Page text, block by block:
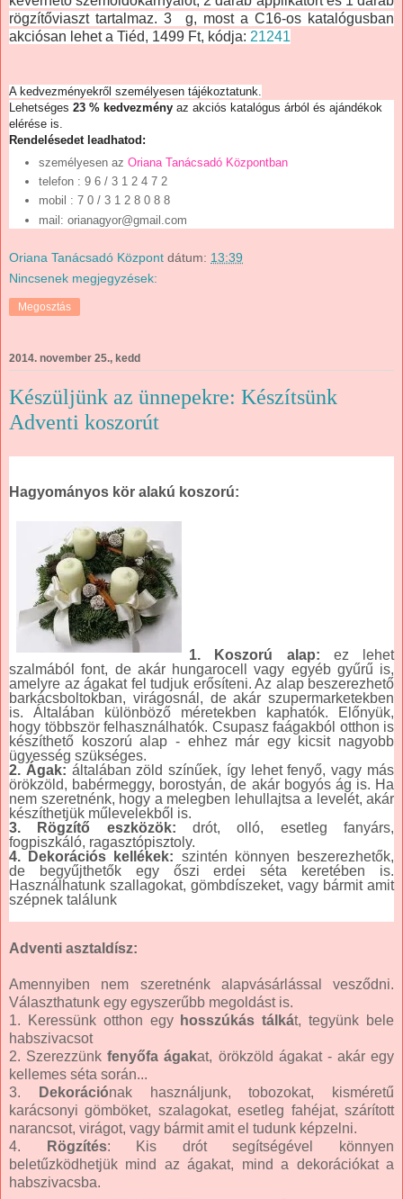
rögzítőviaszt tartalmaz. 3 g, most a C16-os katalógusban
akciósan lehet a Tiéd, 1499 Ft, kódja: 21241
A kedvezményekről személyesen tájékoztatunk.
Lehetséges 23 % kedvezmény az akciós katalógus árból és ajándékok
elérése is.
Rendelésedet leadhatod:
személyesen az Oriana Tanácsadó Központban
telefon : 9 6 / 3 1 2 4 7 2
mobil : 7 0 / 3 1 2 8 0 8 8
mail: orianagyor@gmail.com
Oriana Tanácsadó Központ dátum: 13:39
Nincsenek megjegyzések:
Megosztás
2014. november 25., kedd
Készüljünk az ünnepekre: Készítsünk
Adventi koszorút
Hagyományos kör alakú koszorú:
1. Koszorú alap: ez lehet
szalmából font, de akár hungarocell vagy egyéb gyűrű is,
amelyre az ágakat fel tudjuk erősíteni. Az alap beszerezhető
barkácsboltokban, virágosnál, de akár szupermarketekben
is. Általában különböző méretekben kaphatók. Előnyük,
hogy többször felhasználhatók. Csupasz faágakból otthon is
készíthető koszorú alap - ehhez már egy kicsit nagyobb
ügyesség szükséges.
2. Ágak: általában zöld színűek, így lehet fenyő, vagy más
örökzöld, babérmeggy, borostyán, de akár bogyós ág is. Ha
nem szeretnénk, hogy a melegben lehullajtsa a levelét, akár
készíthetjük műlevelekből is.
3. Rögzítő eszközök: drót, olló, esetleg fanyárs,
fogpiszkáló, ragasztópisztoly.
4. Dekorációs kellékek: szintén könnyen beszerezhetők,
de begyűjthetők egy őszi erdei séta keretében is.
Használhatunk szallagokat, gömbdíszeket, vagy bármit amit
szépnek találunk
Adventi asztaldísz:
Amennyiben nem szeretnénk alapvásárlással vesződni.
Választhatunk egy egyszerűbb megoldást is.
1. Keressünk otthon egy hosszúkás tálkát, tegyünk bele
habszivacsot
2. Szerezzünkfenyőfa ágakat, örökzöld ágakat - akár egy
kellemes séta során...
3.
Dekorációnak használjunk, tobozokat, kisméretű
karácsonyi gömböket, szalagokat, esetleg fahéjat, szárított
narancsot, virágot, vagy bármit amit el tudunk képzelni.
4.
Rögzítés: Kis drót segítségével könnyen
beletűzködhetjük mind az ágakat, mind a dekorációkat a
habszivacsba.